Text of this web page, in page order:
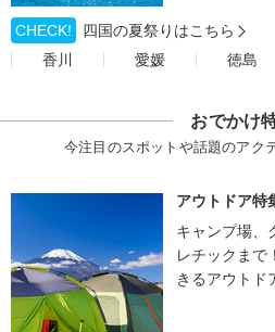
CHECK!
四国の夏祭りはこちら
香川
愛媛 徳島
おでかけ
今注目のスポットや話題のアク
アウトドア特
キャンプ場、
レチックまで
きるアウトド